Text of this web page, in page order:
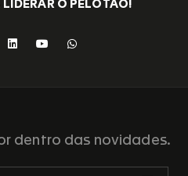
O PELOTÃO!
dentro das novidades.